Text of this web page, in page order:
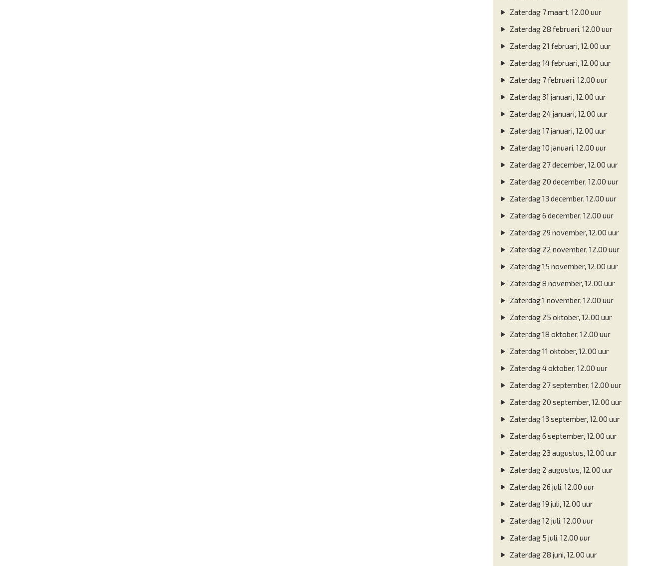
Zaterdag 7 maart, 12.00 uur
Zaterdag 28 februari, 12.00 uur
Zaterdag 21 februari, 12.00 uur
Zaterdag 14 februari, 12.00 uur
Zaterdag 7 februari, 12.00 uur
Zaterdag 31 januari, 12.00 uur
Zaterdag 24 januari, 12.00 uur
Zaterdag 17 januari, 12.00 uur
Zaterdag 10 januari, 12.00 uur
Zaterdag 27 december, 12.00 uur
Zaterdag 20 december, 12.00 uur
Zaterdag 13 december, 12.00 uur
Zaterdag 6 december, 12.00 uur
Zaterdag 29 november, 12.00 uur
Zaterdag 22 november, 12.00 uur
Zaterdag 15 november, 12.00 uur
Zaterdag 8 november, 12.00 uur
Zaterdag 1 november, 12.00 uur
Zaterdag 25 oktober, 12.00 uur
Zaterdag 18 oktober, 12.00 uur
Zaterdag 11 oktober, 12.00 uur
Zaterdag 4 oktober, 12.00 uur
Zaterdag 27 september, 12.00 uur
Zaterdag 20 september, 12.00 uur
Zaterdag 13 september, 12.00 uur
Zaterdag 6 september, 12.00 uur
Zaterdag 23 augustus, 12.00 uur
Zaterdag 2 augustus, 12.00 uur
Zaterdag 26 juli, 12.00 uur
Zaterdag 19 juli, 12.00 uur
Zaterdag 12 juli, 12.00 uur
Zaterdag 5 juli, 12.00 uur
Zaterdag 28 juni, 12.00 uur